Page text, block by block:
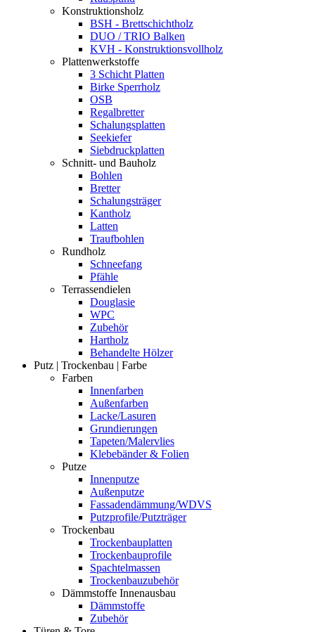
Konstruktionsholz
BSH - Brettschichtholz
DUO / TRIO Balken
KVH - Konstruktionsvollholz
Plattenwerkstoffe
3 Schicht Platten
Birke Sperrholz
OSB
Regalbretter
Schalungsplatten
Seekiefer
Siebdruckplatten
Schnitt- und Bauholz
Bohlen
Bretter
Schalungsträger
Kantholz
Latten
Traufbohlen
Rundholz
Schneefang
Pfähle
Terrassendielen
Douglasie
WPC
Zubehör
Hartholz
Behandelte Hölzer
Putz | Trockenbau | Farbe
Farben
Innenfarben
Außenfarben
Lacke/Lasuren
Grundierungen
Tapeten/Malervlies
Klebebänder & Folien
Putze
Innenputze
Außenputze
Fassadendämmung/WDVS
Putzprofile/Putzträger
Trockenbau
Trockenbauplatten
Trockenbauprofile
Spachtelmassen
Trockenbauzubehör
Dämmstoffe Innenausbau
Dämmstoffe
Zubehör